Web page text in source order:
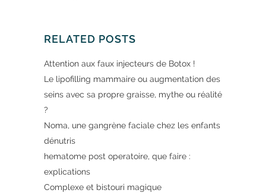
RELATED POSTS
Attention aux faux injecteurs de Botox !
Le lipofilling mammaire ou augmentation des
seins avec sa propre graisse, mythe ou réalité
?
Noma, une gangrène faciale chez les enfants
dénutris
hematome post operatoire, que faire :
explications
Complexe et bistouri magique